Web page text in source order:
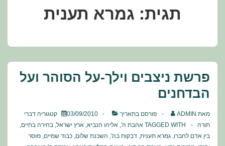
תגית: גמרא תענית
פרשת ניצבים וילך-על הסוהר ועל
הבדחנים
מאת ADMIN פורסם בתאריך 03/09/2010 קטגוריה דברי
תורה
TAGGED WITH אהבת ה', אליהו הנביא, ארץ ישראל, בחירה בחיים,
בין אדם לחברו, גמרא תענית, דבקות בה', השכנת שלום, כבוד שמיים, מוסר